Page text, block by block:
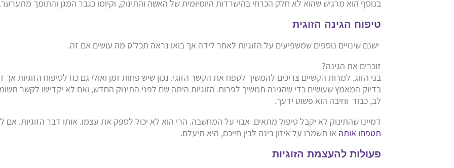
בנוסף הוא מרגיש שהוא לא חלק הכרחי בהישרדות היומיומית של האשה והתינוק, וקיומו כגבר המגן והתומך
טיפוח הגינה הזוגית
ישנם שינויים נוספים שמשפיעים על הזוגיות לאחר לידה אך בואו נראה תכל'ס מה עושים אם זה.
זוכרים את הגינה?
בני הזוג, למרות הקשיים צריכים להמשיך לטפח את הקשר הזוגי. נכון שיש פחות זמן ואולי גם כח לטיפוח הזוגיות אך
בדיוק המאמץ שעושים כדי שהגינה תמשיך לפרוח. הזוגיות היתה שם לפני התינוק החדש, ואם לא יקדישו לקשר
לב, כבוד וחיבה הוא פשוט ידעך.
דמיינו שהתינוק לא יקבל טיפול מתאים. אבוי על המחשבה. הרי הוא לא יכול לספק את עצמו. אותו דבר הזוגיות. אם
תטפחו אותה או תשמרו על איזון בינה לבין חייכם, היא תיעלם.
פעולות להעצמת הזוגיות